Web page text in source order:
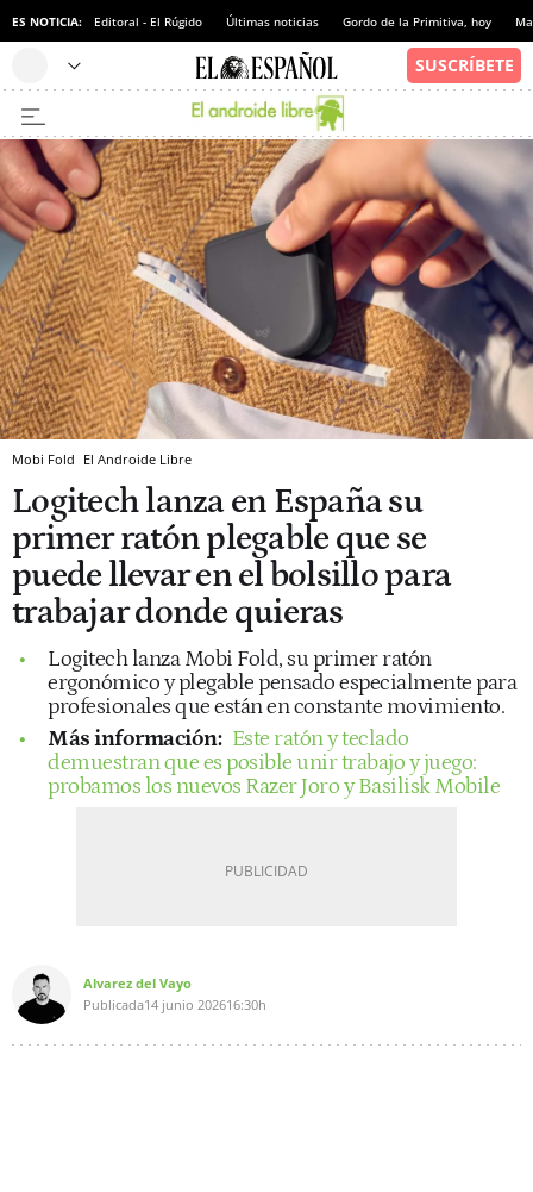
ES NOTICIA: Editoral - El Rúgido Últimas noticias Gordo de la Primitiva, hoy
Mobi Fold El Androide Libre
Logitech lanza en España su
primer ratón plegable que se
puede llevar en el bolsillo para
trabajar donde quieras
Logitech lanza Mobi Fold, su primer ratón
ergonómico y plegable pensado especialmente para
profesionales que están en constante movimiento.
Más información: Este ratón y teclado
demuestran que es posible unir trabajo y juego:
probamos los nuevos Razer Joro y Basilisk Mobile
Alvarez del Vayo
Publicada14 junio 202616:30h